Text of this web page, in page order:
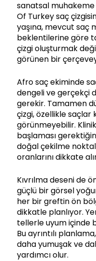
sanatsal
Of Turkey saç
yaşına, mevcut saç
beklentilerine göre
çizgi oluşturmak
görünen bir
Afro saç ekiminde
dengeli ve gerçekçi
gerekir. Tamamen
çizgi, özellikle saçlar
görünmeyebilir.
başlaması
doğal çekilme
oranlarını dikkate
Kıvrılma deseni de
güçlü bir görsel
her bir greftin ön
dikkatle planlıyor.
tellerle uyum içinde
Bu ayrıntılı
daha yumuşak ve
yardımcı olur.